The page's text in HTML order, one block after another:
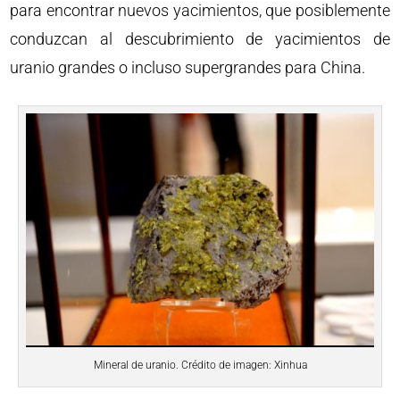
para encontrar nuevos yacimientos, que posiblemente
conduzcan al descubrimiento de yacimientos de
uranio grandes o incluso supergrandes para China.
Mineral de uranio. Crédito de imagen: Xinhua